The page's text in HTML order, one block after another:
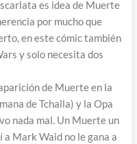
es idea de Muerte
por mucho que
en este cómic también
y solo necesita dos
de Muerte en la
de Tchalla) y la Opa
nada mal. Un Muerte un
Mark Waid no le gana a